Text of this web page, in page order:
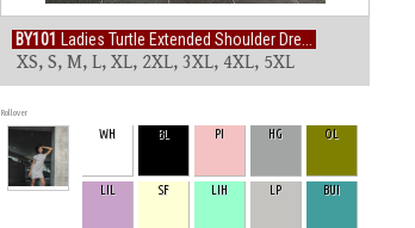
BY101 Ladies Turtle Extended Shoulder Dre...
XS, S, M, L, XL, 2XL, 3XL, 4XL, 5XL
Rollover
WH BL PI HG OL
LIL SF LIH LP BUI